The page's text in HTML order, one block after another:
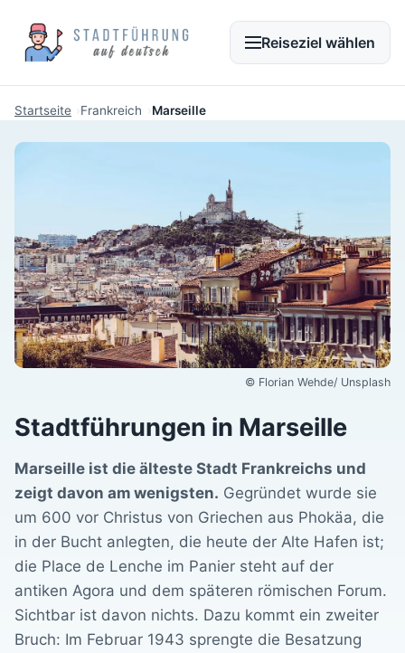
Reiseziel wählen
Startseite Frankreich Marseille
Stadtführungen in Marseille
Marseille ist die älteste Stadt Frankreichs und
zeigt davon am wenigsten. Gegründet wurde sie
um 600 vor Christus von Griechen aus Phokäa, die
in der Bucht anlegten, die heute der Alte Hafen ist;
die Place de Lenche im Panier steht auf der
antiken Agora und dem späteren römischen Forum.
Sichtbar ist davon nichts. Dazu kommt ein zweiter
Bruch: Im Februar 1943 sprengte die Besatzung
© Florian Wehde/ Unsplash